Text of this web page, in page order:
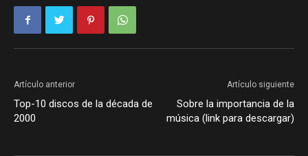
Artículo anterior
Top-10 discos de la década de
2000
Artículo siguiente
Sobre la importancia de la
música (link para descargar)